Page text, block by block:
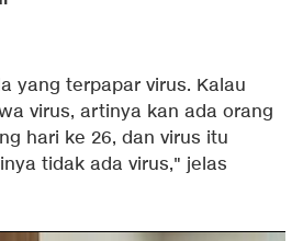
yang terpapar virus. Kalau
virus, artinya kan ada orang
hari ke 26, dan virus itu
tidak ada virus," jelas